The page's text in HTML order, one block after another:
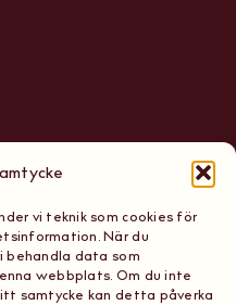
vi teknik som cookies för
När du
behandla data som
webbplats. Om du inte
samtycke kan detta påverka
nummer: 559236-1165
08 867 161